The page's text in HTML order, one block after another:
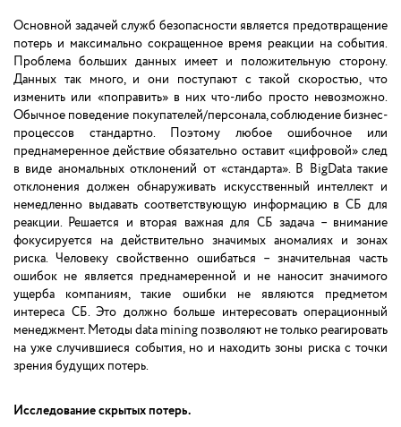
Основной задачей служб безопасности является предотвращение
потерь и максимально сокращенное время реакции на события.
Проблема больших данных имеет и положительную сторону.
Данных так много, и они поступают с такой скоростью, что
изменить или «поправить» в них что-либо просто невозможно.
Обычное поведение покупателей/персонала, соблюдение бизнес-
процессов стандартно. Поэтому любое ошибочное или
преднамеренное действие обязательно оставит «цифровой» след
в виде аномальных отклонений от «стандарта». В BigData такие
отклонения должен обнаруживать искусственный интеллект и
немедленно выдавать соответствующую информацию в СБ для
реакции. Решается и вторая важная для СБ задача – внимание
фокусируется на действительно значимых аномалиях и зонах
риска. Человеку свойственно ошибаться – значительная часть
ошибок не является преднамеренной и не наносит значимого
ущерба компаниям, такие ошибки не являются предметом
интереса СБ. Это должно больше интересовать операционный
менеджмент. Методы data mining позволяют не только реагировать
на уже случившиеся события, но и находить зоны риска с точки
зрения будущих потерь.
Исследование скрытых потерь.